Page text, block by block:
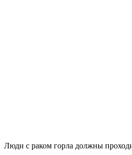
Люди с раком горла должны